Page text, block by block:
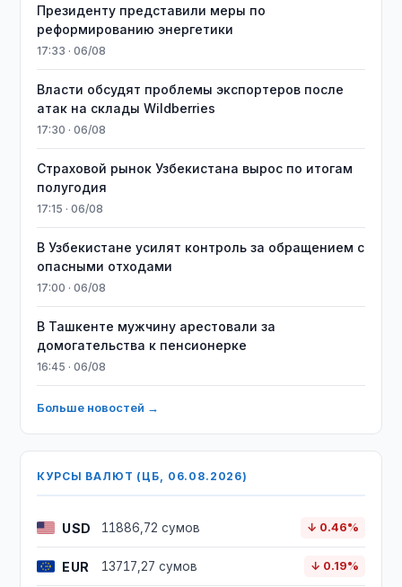
Президенту представили меры по
реформированию энергетики
17:33 · 06/08
Власти обсудят проблемы экспортеров после
атак на склады Wildberries
17:30 · 06/08
Страховой рынок Узбекистана вырос по итогам
полугодия
17:15 · 06/08
В Узбекистане усилят контроль за обращением с
опасными отходами
17:00 · 06/08
В Ташкенте мужчину арестовали за
домогательства к пенсионерке
16:45 · 06/08
Больше новостей →
КУРСЫ ВАЛЮТ (ЦБ, 06.08.2026)
USD 11886,72 сумов ↓ 0.46%
EUR 13717,27 сумов ↓ 0.19%